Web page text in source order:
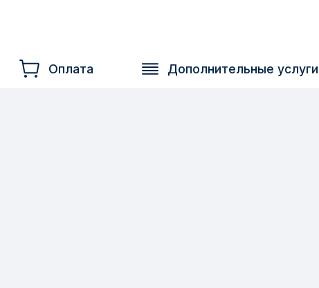
Оплата Дополнительные услуги